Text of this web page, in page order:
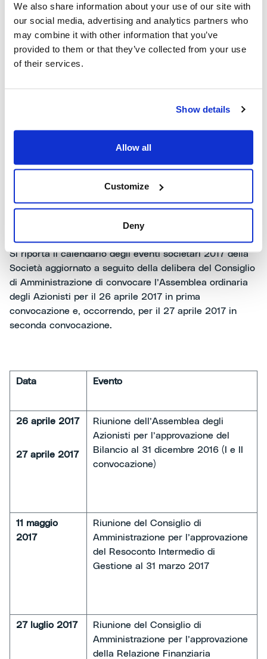
We also share information about your use of our site with
our social media, advertising and analytics partners who
may combine it with other information that you’ve
provided to them or that they’ve collected from your use
of their services.
Show details
Allow all
Customize
Deny
L’avviso di convocazione dell’Assemblea, il Documento
Informativo relativo al Piano e tutte le Relazioni
Illustrative degli amministratori saranno pubblicati nei
modi e nei termini di legge, presso la sede sociale e la
su Borsa Italiana S.p.A. nonchè sul meccanismo di
stoccaggio autorizzato “1info” (www.1info.it).
Aggiornamento calendario eventi societari 2017
Si riporta il calendario degli eventi societari 2017 della
Società aggiornato a seguito della delibera del Consiglio
di Amministrazione di convocare l’Assemblea ordinaria
degli Azionisti per il 26 aprile 2017 in prima
convocazione e, occorrendo, per il 27 aprile 2017 in
seconda convocazione.
Data Evento
26 aprile 2017
27 aprile 2017
Riunione dell’Assemblea degli
Azionisti per l’approvazione del
Bilancio al 31 dicembre 2016 (I e II
convocazione)
11 maggio
2017
Riunione del Consiglio di
Amministrazione per l’approvazione
del Resoconto Intermedio di
Gestione al 31 marzo 2017
27 luglio 2017
Riunione del Consiglio di
Amministrazione per l’approvazione
della Relazione Finanziaria